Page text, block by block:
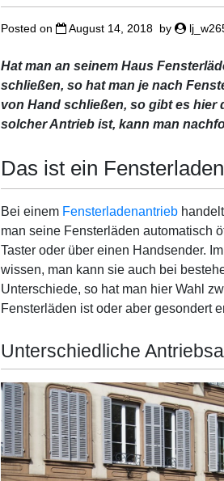
Posted on August 14, 2018 by
Hat man an seinem Haus
schließen, so hat man je nach
von Hand schließen, so gibt es hier
solcher Antrieb ist, kann man
Das ist ein
Bei einem Fensterladenantrieb
man seine Fensterläden automatisch
Taster oder über einen Handsender.
wissen, man kann sie auch bei
Unterschiede, so hat man hier Wahl
Fensterläden ist oder aber gesondert
Unterschiedliche